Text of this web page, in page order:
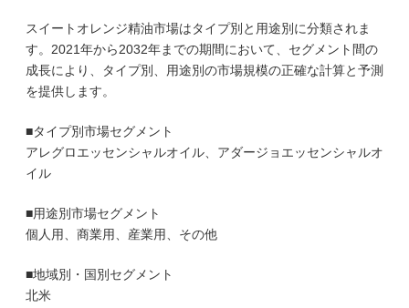
スイートオレンジ精油市場はタイプ別と用途別に分類されま
す。2021年から2032年までの期間において、セグメント間の
成長により、タイプ別、用途別の市場規模の正確な計算と予測
を提供します。
■タイプ別市場セグメント
アレグロエッセンシャルオイル、アダージョエッセンシャルオ
イル
■用途別市場セグメント
個人用、商業用、産業用、その他
■地域別・国別セグメント
北米